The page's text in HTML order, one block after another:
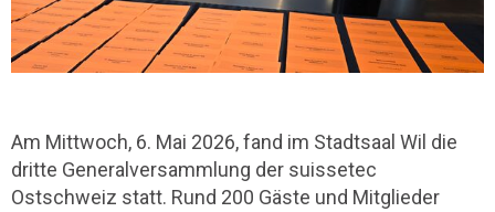
Am Mittwoch, 6. Mai 2026, fand im Stadtsaal Wil die
dritte Generalversammlung der suissetec
Ostschweiz statt. Rund 200 Gäste und Mitglieder